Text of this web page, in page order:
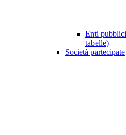
Enti
tabelle)
Società partecipate